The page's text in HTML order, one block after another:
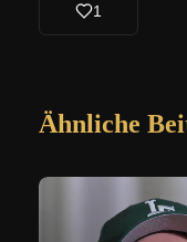
1
Ähnliche